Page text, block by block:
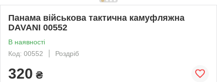
Панама військова тактична камуфляжна
DAVANI 00552
В наявності
Код: 00552
Роздріб
320 ₴